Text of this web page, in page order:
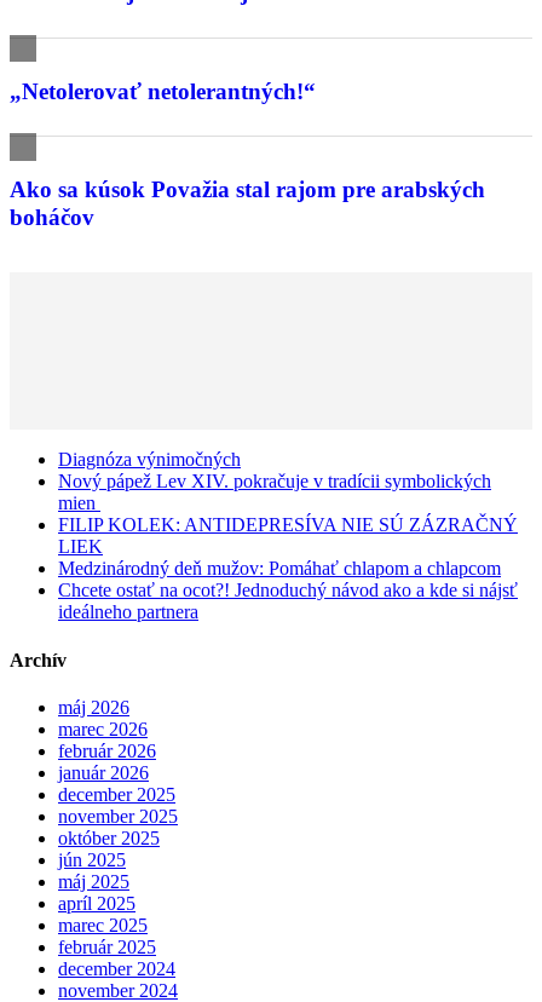
„Netolerovať netolerantných!“
Ako sa kúsok Považia stal rajom pre arabských
boháčov
Diagnóza výnimočných
Nový pápež Lev XIV. pokračuje v tradícii symbolických
mien
FILIP KOLEK: ANTIDEPRESÍVA NIE SÚ ZÁZRAČNÝ
LIEK
Medzinárodný deň mužov: Pomáhať chlapom a chlapcom
Chcete ostať na ocot?! Jednoduchý návod ako a kde si nájsť
ideálneho partnera
Archív
máj 2026
marec 2026
február 2026
január 2026
december 2025
november 2025
október 2025
jún 2025
máj 2025
apríl 2025
marec 2025
február 2025
december 2024
november 2024